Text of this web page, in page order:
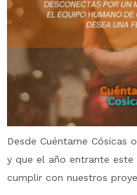
Desde Cuéntame Cósicas
y que el año entrante este
cumplir con nuestros